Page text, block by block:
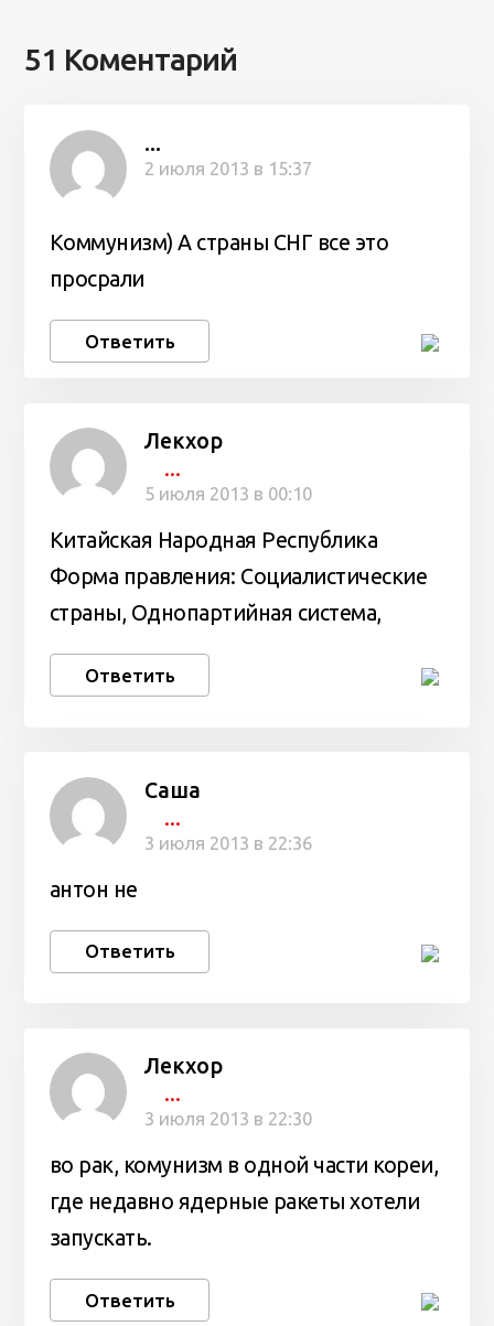
51 Коментарий
...
2 июля 2013 в 15:37
Коммунизм) А страны СНГ все это
просрали
Ответить
Лекхор
...
5 июля 2013 в 00:10
Китайская Народная Республика
Форма правления: Социалистические
страны, Однопартийная система,
Ответить
Саша
...
3 июля 2013 в 22:36
антон не
Ответить
Лекхор
...
3 июля 2013 в 22:30
во рак, комунизм в одной части кореи,
где недавно ядерные ракеты хотели
запускать.
Ответить